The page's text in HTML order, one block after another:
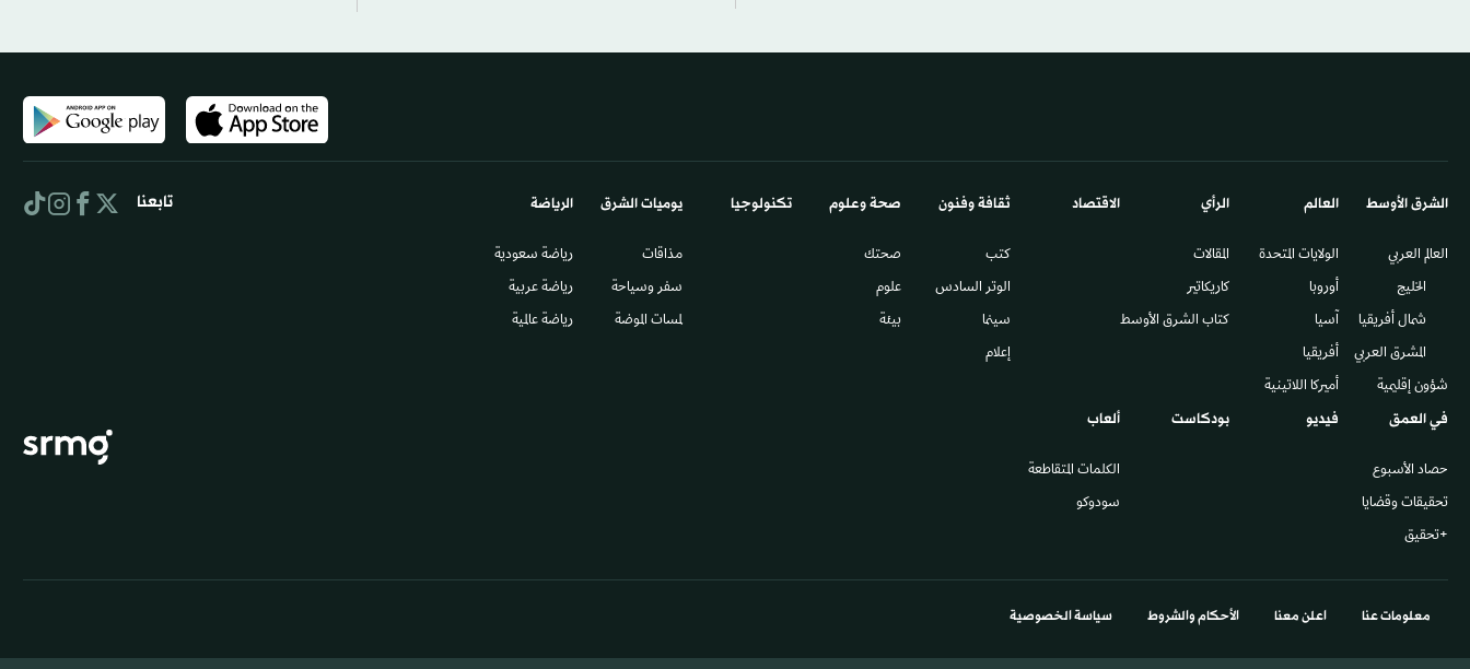
الشرق الأوسط​
العالم العربي
الخليج
شمال أفريقيا
المشرق العربي
شؤون إقليمية
العالم
الولايات المتحدة
أوروبا
آسيا
أفريقيا
أميركا اللاتينية
الرأي
المقالات
كاريكاتير
كتاب الشرق الأوسط
الاقتصاد ثقافة وفنون
كتب
الوتر السادس​
سينما
إعلام
صحة وعلوم
صحتك
علوم
بيئة
تكنولوجيا يوميات الشرق​
مذاقات
سفر وسياحة
لمسات الموضة
الرياضة
رياضة سعودية
رياضة عربية
رياضة عالمية
في العمق
حصاد الأسبوع
تحقيقات وقضايا
+تحقيق
فيديو بودكاست ألعاب
الكلمات المتقاطعة
سودوكو
تابعنا
معلومات عنا اعلن معنا الأحكام والشروط سياسة الخصوصية